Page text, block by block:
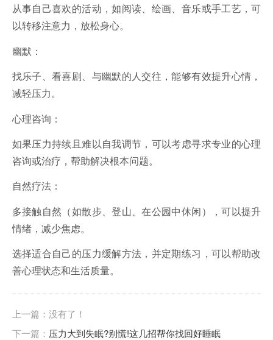
从事自己喜欢的活动，如阅读、绘画、音乐或手工艺，可
以转移注意力，放松身心。
幽默：
找乐子、看喜剧、与幽默的人交往，能够有效提升心情，
减轻压力。
心理咨询：
如果压力持续且难以自我调节，可以考虑寻求专业的心理
咨询或治疗，帮助解决根本问题。
自然疗法：
多接触自然（如散步、登山、在公园中休闲），可以提升
情绪，减少焦虑。
选择适合自己的压力缓解方法，并定期练习，可以帮助改
善心理状态和生活质量。
上一篇：没有了！
下一篇： 压力大到失眠?别慌!这几招帮你找回好睡眠